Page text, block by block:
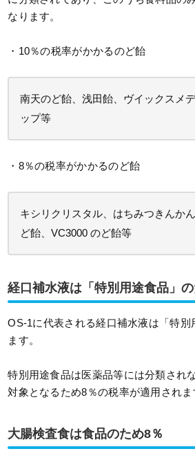
なります。
・10％の税率がかかるのど飴
南天のど飴、浅田飴、ヴイックスメ
ップ等
・8％の税率がかかるのど飴
キシリクリスタル、はちみつきんか
ど飴、VC3000 のど飴等
経口補水液は「特別用途食品」
OS-1に代表される経口補水液は「特別
ます。
特別用途食品は医薬品等には分類され
対象となるため8％の税率が適用されま
大腸検査食は食品のため8％